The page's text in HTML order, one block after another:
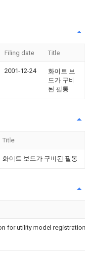
Filing date Title
2001-12-24
화이트 보
드가 구비
된 필통
Title
화이트 보드가 구비된 필통
for utility model registration